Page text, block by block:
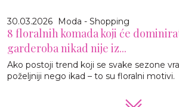
30.03.2026 Moda - Shopping
8 floralnih komada koji će
garderoba nikad nije iz...
Ako postoji trend koji se svake sezone
poželjniji nego ikad – to su floralni motivi.